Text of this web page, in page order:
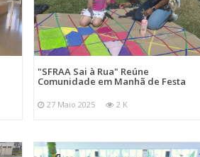
"SFRAA Sai à Rua" Reúne
Comunidade em Manhã de Festa
27 Maio 2025 2 K